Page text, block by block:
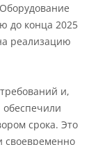
до конца 2025
реализацию
и,
обеспечили
срока. Это
своевременно